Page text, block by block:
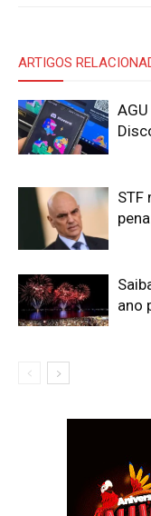
ARTIGOS
STF
ano